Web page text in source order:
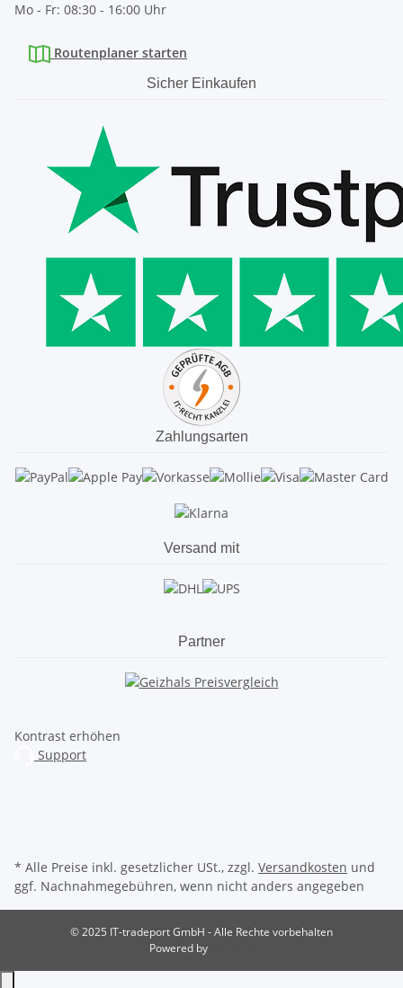
Mo - Fr: 08:30 - 16:00 Uhr
Routenplaner starten
Sicher Einkaufen
Zahlungsarten
Versand mit
Partner
Kontrast erhöhen
Support
* Alle Preise inkl. gesetzlicher USt., zzgl. Versandkosten und
ggf. Nachnahmegebühren, wenn nicht anders angegeben
© 2025 IT-tradeport GmbH - Alle Rechte vorbehalten
Powered by